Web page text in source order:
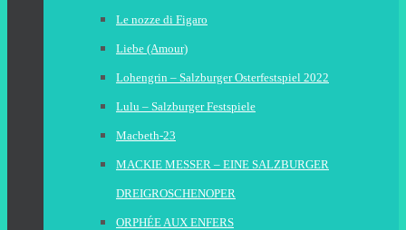
Le nozze di Figaro
Liebe (Amour)
Lohengrin – Salzburger Osterfestspiel 2022
Lulu – Salzburger Festspiele
Macbeth-23
MACKIE MESSER – EINE SALZBURGER
DREIGROSCHENOPER
ORPHÉE AUX ENFERS